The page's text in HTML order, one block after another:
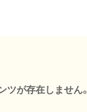
ツが存在しません。